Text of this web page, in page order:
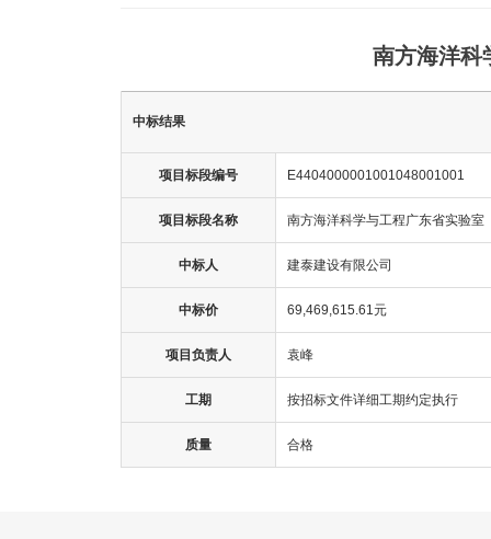
南方海洋科
中标结果
项目标段编号 E4404000001001048001001
项目标段名称 南方海洋科学与工程广东省实验室
中标人 建泰建设有限公司
中标价 69,469,615.61元
项目负责人 袁峰
工期 按招标文件详细工期约定执行
质量 合格